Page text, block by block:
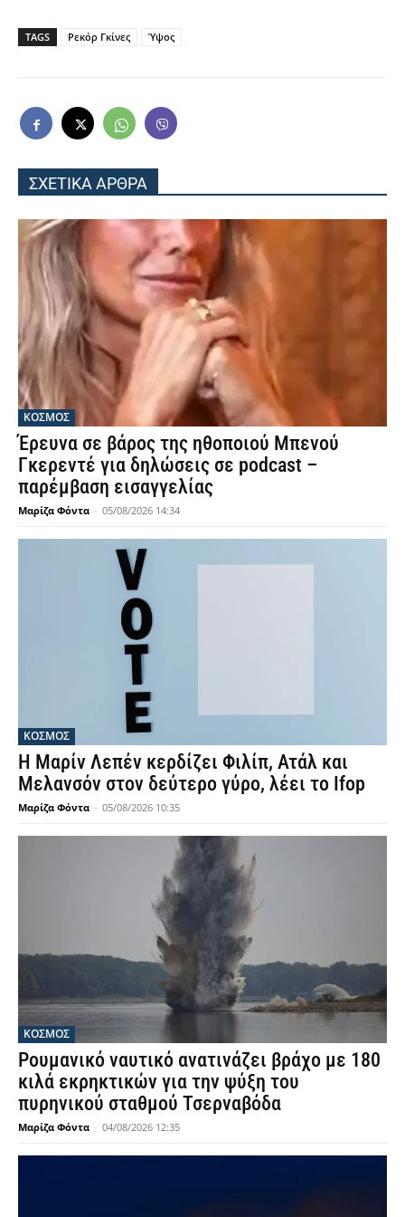
TAGS Ρεκόρ Γκίνες Ύψος
ΣΧΕΤΙΚΑ ΑΡΘΡΑ
ΚΟΣΜΟΣ
Έρευνα σε βάρος της ηθοποιού Μπενού
Γκερεντέ για δηλώσεις σε podcast –
παρέμβαση εισαγγελίας
Μαρίζα Φόντα - 05/08/2026 14:34
ΚΟΣΜΟΣ
Η Μαρίν Λεπέν κερδίζει Φιλίπ, Ατάλ και
Μελανσόν στον δεύτερο γύρο, λέει το Ifop
Μαρίζα Φόντα - 05/08/2026 10:35
ΚΟΣΜΟΣ
Ρουμανικό ναυτικό ανατινάζει βράχο με 180
κιλά εκρηκτικών για την ψύξη του
πυρηνικού σταθμού Τσερναβόδα
Μαρίζα Φόντα - 04/08/2026 12:35